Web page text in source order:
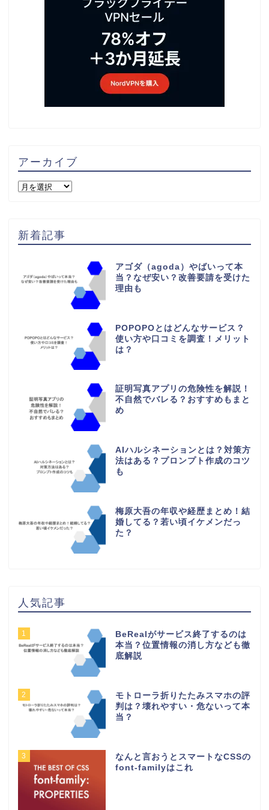
アーカイブ
新着記事
アゴダ（agoda）やばいって本
当？なぜ安い？改善要請を受けた
理由も
POPOPOとはどんなサービス？
使い方や口コミを調査！メリット
は？
証明写真アプリの危険性を解説！
不自然でバレる？おすすめもまと
め
AIハルシネーションとは？対策方
法はある？プロンプト作成のコツ
も
梅原大吾の年収や経歴まとめ！結
婚してる？若い頃イケメンだっ
た？
人気記事
1
BeRealがサービス終了するのは
本当？位置情報の消し方なども徹
底解説
2
モトローラ折りたたみスマホの評
判は？壊れやすい・危ないって本
当？
3
なんと言おうとスマートなCSSの
font-familyはこれ